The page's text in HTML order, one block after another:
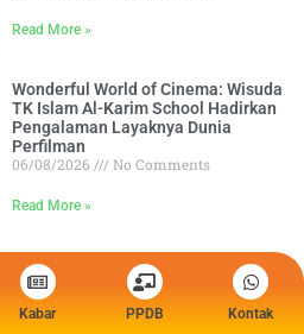
Read More »
Wonderful World of Cinema: Wisuda
TK Islam Al-Karim School Hadirkan
Pengalaman Layaknya Dunia
Perfilman
06/08/2026
No Comments
Read More »
Kabar PPDB Kontak